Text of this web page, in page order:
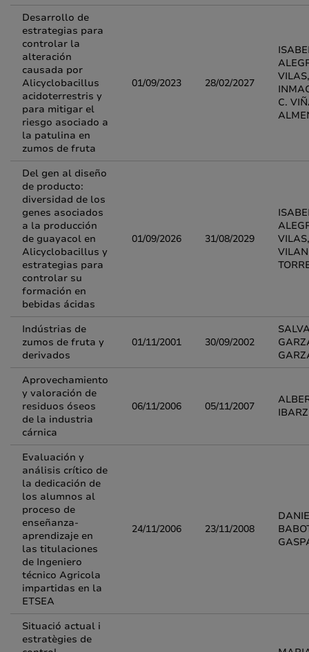
Desarrollo de
estrategias para
controlar la
alteración
causada por
Alicyclobacillus
acidoterrestris y
para mitigar el
riesgo asociado a
la patulina en
zumos de fruta
01/09/2023 28/02/2027
C.
Del gen al diseño
de producto:
diversidad de los
genes asociados
a la producción
de guayacol en
Alicyclobacillus y
estrategias para
controlar su
formación en
bebidas ácidas
01/09/2026 31/08/2029
Indústrias de
zumos de fruta y
derivados
01/11/2001 30/09/2002
Aprovechamiento
y valoración de
residuos óseos
de la industria
cárnica
06/11/2006 05/11/2007
Evaluación y
análisis crítico de
la dedicación de
los alumnos al
proceso de
enseñanza-
aprendizaje en
las titulaciones
de Ingeniero
técnico Agricola
impartidas en la
ETSEA
24/11/2006 23/11/2008
Situació actual i
estratègies de